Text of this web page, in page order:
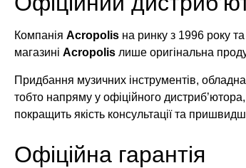
Компанія Acropolis на ринку з 1996 року
магазині Acropolis лише оригінальна
Придбання музичних інструментів,
тобто напряму у офіційного
покращить якість консультації та
Офіційна гарантія